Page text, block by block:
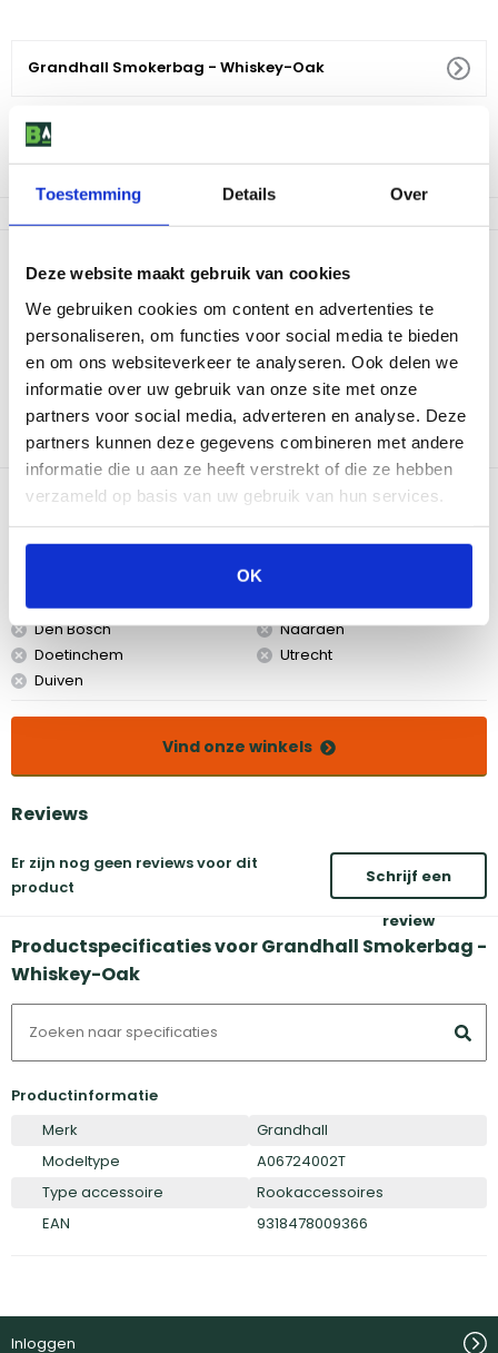
Toestemming Details Over
Deze website maakt gebruik van cookies
We gebruiken cookies om content en advertenties te
personaliseren, om functies voor social media te bieden
en om ons websiteverkeer te analyseren. Ook delen we
informatie over uw gebruik van onze site met onze
partners voor social media, adverteren en analyse. Deze
partners kunnen deze gegevens combineren met andere
informatie die u aan ze heeft verstrekt of die ze hebben
verzameld op basis van uw gebruik van hun services.
OK
Grandhall Smokerbag - Whiskey-Oak
,99
Niet op voorraad
Ontdek de authentieke smaak van roken met de Grandhall
Smokerbag - Whiskey Oak. Deze rookzak is speciaal ontworpen
om je BBQ-ervaring naar een hoger niveau te tillen. Met de
Grandhall Smokerbag - Alder kun je eenvoudig je vlees, vis of
groenten roken, waardoor ze een heerlijke, unieke smaak
krijgen. De rookzak is gemaakt van hoogwaardig materiaal dat
bestand is tegen hoge temperaturen, waardoor het veilig en
betrouwbaar is in gebruik.
Bekijk dit product in onze winkels
Breda
Den Bosch
Doetinchem
Duiven
Groningen
Naarden
Utrecht
Vind onze winkels
Reviews
Er zijn nog geen reviews voor dit
product
Schrijf een
review
Productspecificaties voor Grandhall Smokerbag -
Whiskey-Oak
Productinformatie
Merk
Grandhall
Modeltype
A06724002T
Type accessoire
Rookaccessoires
EAN
9318478009366
Inloggen